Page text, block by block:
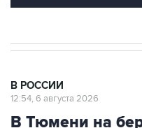
В РОССИИ
12:54, 6 августа 2026
В Тюмени на